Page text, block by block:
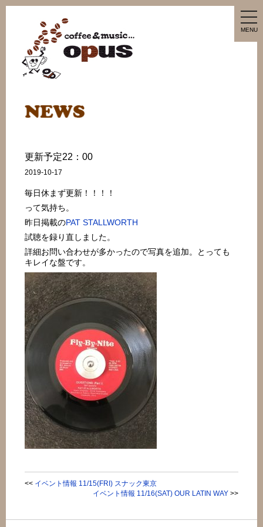
MENU
更新予定22：00
2019-10-17
毎日休まず更新！！！！
って気持ち。
昨日掲載のPAT STALLWORTH
試聴を録り直しました。
詳細お問い合わせが多かったので写真を追加。とっても
キレイな盤です。
<< イベント情報 11/15(FRI) スナック東京
イベント情報 11/16(SAT) OUR LATIN WAY>>